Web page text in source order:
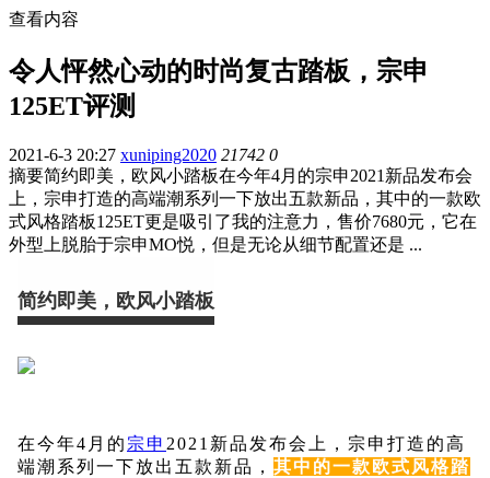
查看内容
令人怦然心动的时尚复古踏板，宗申
125ET评测
2021-6-3 20:27 xuniping2020 21742 0
摘要简约即美，欧风小踏板在今年4月的宗申2021新品发布会
上，宗申打造的高端潮系列一下放出五款新品，其中的一款欧
式风格踏板125ET更是吸引了我的注意力，售价7680元，它在
外型上脱胎于宗申MO悦，但是无论从细节配置还是 ...
简约即美，欧风小踏板
在今年4月的 宗申 2021新品发布会上，宗申打造的高
端潮系列一下放出五款新品， 其中的一款欧式风格踏